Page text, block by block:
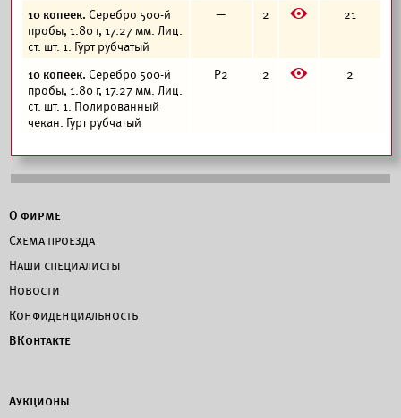
10 копеек. Серебро 500-й
пробы, 1.80 г, 17.27 мм. Лиц.
ст. шт. 1. Гурт рубчатый
— 2 E 21
10 копеек. Серебро 500-й
пробы, 1.80 г, 17.27 мм. Лиц.
ст. шт. 1. Полированный
чекан. Гурт рубчатый
Р2 2 E 2
О фирме
Схема проезда
Наши специалисты
Новости
Конфиденциальность
ВКонтакте
Аукционы